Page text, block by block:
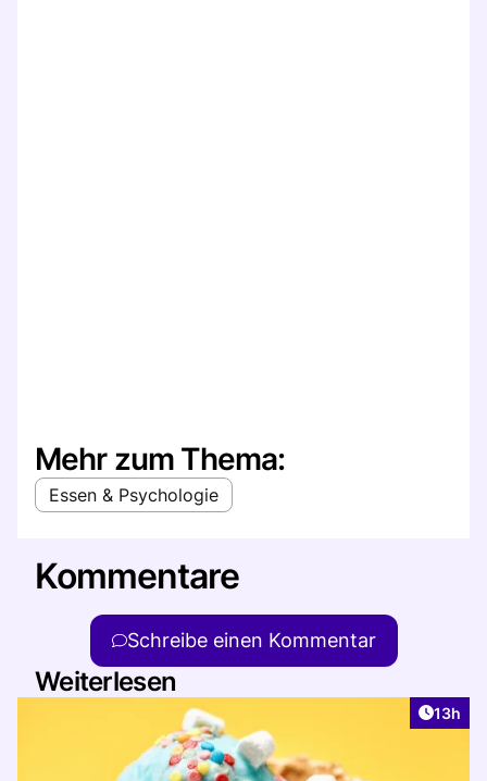
Mehr zum Thema:
Essen & Psychologie
Kommentare
Schreibe einen Kommentar
Weiterlesen
Artikel
13h